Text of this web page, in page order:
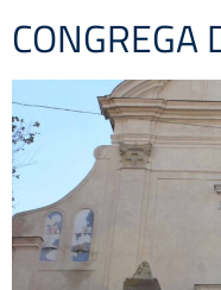
CONGREGA